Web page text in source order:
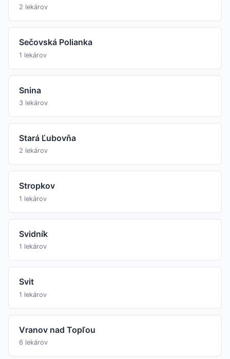
2 lekárov
Sečovská Polianka
1 lekárov
Snina
3 lekárov
Stará Ľubovňa
2 lekárov
Stropkov
1 lekárov
Svidník
1 lekárov
Svit
1 lekárov
Vranov nad Topľou
6 lekárov